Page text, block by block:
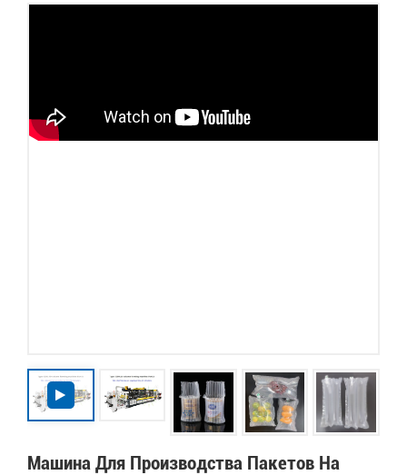
Машина Для Производства Пакетов На